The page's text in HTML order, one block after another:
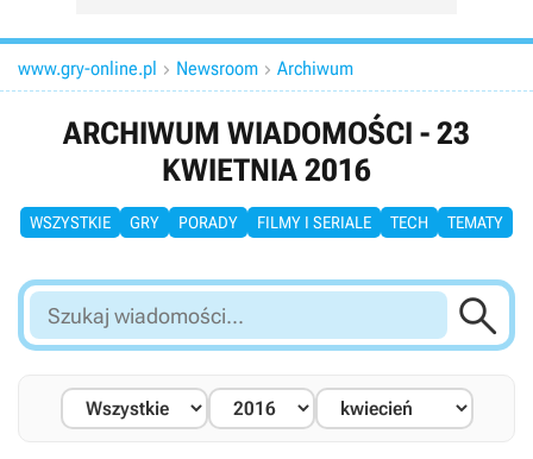
www.gry-online.pl  Newsroom  Archiwum
ARCHIWUM WIADOMOŚCI - 23
KWIETNIA 2016
WSZYSTKIE GRY PORADY FILMY I SERIALE TECH TEMATY
Szukaj
wiadomości...
